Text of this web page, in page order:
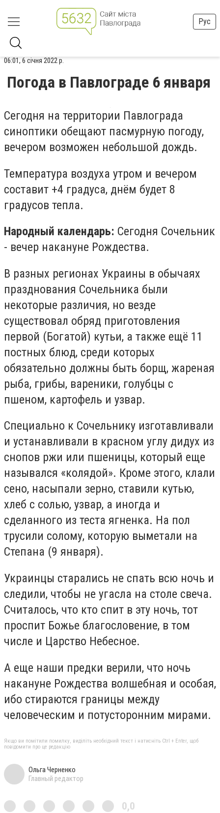
Рус
06:01, 6 січня 2022 р.
Погода в Павлограде 6 января
Сегодня на территории Павлограда
синоптики обещают пасмурную погоду,
вечером возможен небольшой дождь.
Температура воздуха утром и вечером
составит +4 градуса, днём будет 8
градусов тепла.
Народный календарь: Сегодня Сочельник
- вечер накануне Рождества.
В разных регионах Украины в обычаях
празднования Сочельника были
некоторые различия, но везде
существовал обряд приготовления
первой (Богатой) кутьи, а также ещё 11
постных блюд, среди которых
обязательно должны быть борщ, жареная
рыба, грибы, вареники, голубцы с
пшеном, картофель и узвар.
Специально к Сочельнику изготавливали
и устанавливали в красном углу дидух из
снопов ржи или пшеницы, который еще
назывался «колядой». Кроме этого, клали
сено, насыпали зерно, ставили кутью,
хлеб с солью, узвар, а иногда и
сделанного из теста ягненка. На пол
трусили солому, которую выметали на
Степана (9 января).
Украинцы старались не спать всю ночь и
следили, чтобы не угасла на столе свеча.
Считалось, что кто спит в эту ночь, тот
проспит Божье благословение, в том
числе и Царство Небесное.
А еще наши предки верили, что ночь
накануне Рождества волшебная и особая,
ибо стираются границы между
человеческим и потусторонним мирами.
Якщо ви помітили помилку, виділіть необхідний текст і натисніть Ctrl + Enter, щоб
повідомити про це редакцію
Ольга Черненко
Главный редактор
0,0